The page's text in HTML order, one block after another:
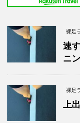
裸足
速
ニ
裸足
上